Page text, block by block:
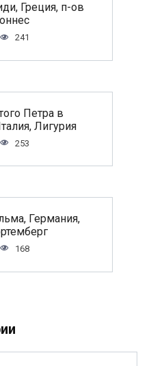
Греция, п-ов
241
Петра в
Лигурия
253
Германия,
168